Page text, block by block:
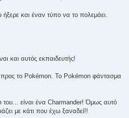
και έναν τύπο να το πολεμάει.
και αυτός εκπαιδευτής!
το Pokémon. To Pokémon φάντασμα
είναι ένα Charmander! Όμως αυτό
με κάτι που έχω ξαναδεί!!